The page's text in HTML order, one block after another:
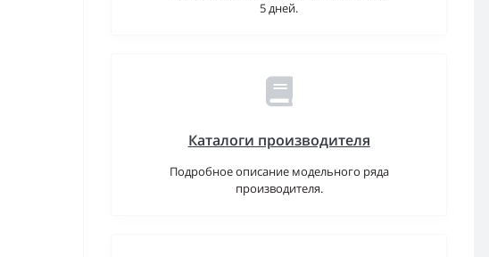
5 дней.
Каталоги производителя
Подробное описание модельного ряда
производителя.